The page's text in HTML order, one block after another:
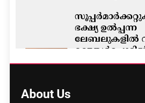
ഭക്ഷ്യ ഉൽപ്പന്ന
ലേബലുകളിൽ
വിഷാംശമെന്ന്
About Us